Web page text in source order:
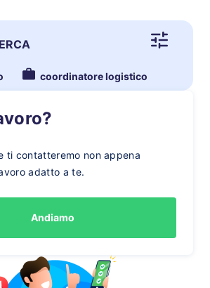
coordinatore logistico
ti contatteremo non appena
adatto a te.
Andiamo